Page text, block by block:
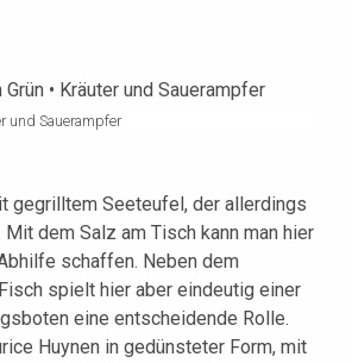
und Sauerampfer
gegrilltem Seeteufel, der allerdings
dem Salz am Tisch kann man hier
schaffen. Neben dem
spielt hier aber eindeutig einer
eine entscheidende Rolle.
Huynen in gedünsteter Form, mit